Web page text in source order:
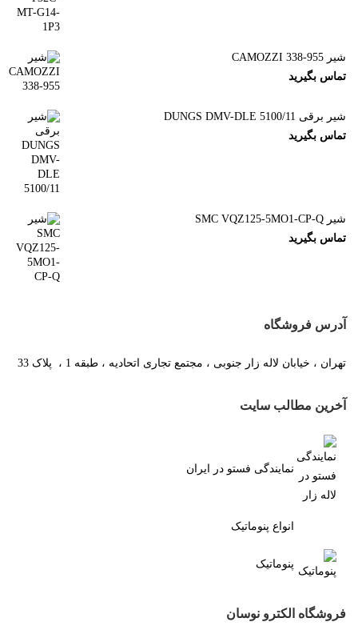
شیر CAMOZZI 338-955
تماس بگیرید
شیر برقی DUNGS DMV-DLE 5100/11
تماس بگیرید
شیر SMC VQZ125-5MO1-CP-Q
تماس بگیرید
آدرس فروشگاه
تهران ، خیابان لاله زار جنوبی ، مجتمع تجاری اتحادیه ، طبقه 1 ، پلاک 33
آخرین مطالب سایت
نمایندگی فستو در ایران
انواع پنوماتیک
پنوماتیک
فروشگاه الکترو نوسان